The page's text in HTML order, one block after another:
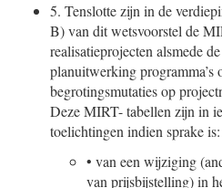
5. Tenslotte zijn in de
B) van dit wetsvoorstel de
realisatieprojecten alsmede
planuitwerking programma’s
begrotingsmutaties op
Deze MIRT- tabellen zijn in
toelichtingen indien sprake is:
• van een wijziging
van prijsbijstelling) in